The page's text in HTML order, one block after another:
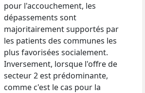
pour l'accouchement, les
dépassements sont
majoritairement supportés par
les patients des communes les
plus favorisées socialement.
Inversement, lorsque l'offre de
secteur 2 est prédominante,
comme c'est le cas pour la